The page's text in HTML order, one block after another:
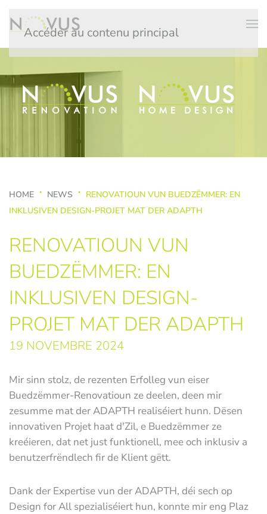
Accéder au contenu principal
HOME NEWS
RENOVATIOUN VUN BUEDZËMMER: EN
INKLUSIVEN DESIGN-PROJET MAT DER ADAPTH
RENOVATIOUN VUN
BUEDZËMMER: EN
INKLUSIVEN DESIGN-
PROJET MAT DER ADAPTH
19 NOVEMBRE 2024
Mir sinn stolz, de rezenten Erfolleg vun eiser
Buedzëmmer-Renovatioun ze deelen, deen mir
zesumme mat der ADAPTH realiséiert hunn. Dësen
innovativen Projet haat d'Zil, e Buedzëmmer ze
kreéieren, dat net just funktionell, mee och inklusiv a
benutzerfrëndlech fir de Klient gëtt.
Dank der Expertise vun der ADAPTH, déi sech op
Design for All spezialiséiert hun, konnte mir eng Plaz